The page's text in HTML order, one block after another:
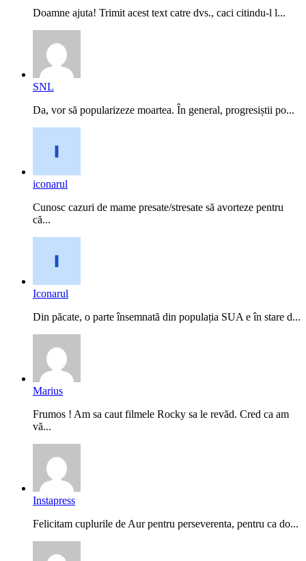
Doamne ajuta! Trimit acest text catre dvs., caci citindu-l l...
SNL
Da, vor să popularizeze moartea. În general, progresiștii po...
iconarul
Cunosc cazuri de mame presate/stresate să avorteze pentru
că...
Iconarul
Din păcate, o parte însemnată din populația SUA e în stare d...
Marius
Frumos ! Am sa caut filmele Rocky sa le revăd. Cred ca am
vă...
Instapress
Felicitam cuplurile de Aur pentru perseverenta, pentru ca do...